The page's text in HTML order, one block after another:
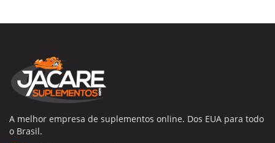
A melhor empresa de suplementos online. Dos EUA para todo
o Brasil.